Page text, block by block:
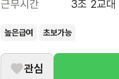
근무시간
3조 2교대
높은급여 초보가능
관심